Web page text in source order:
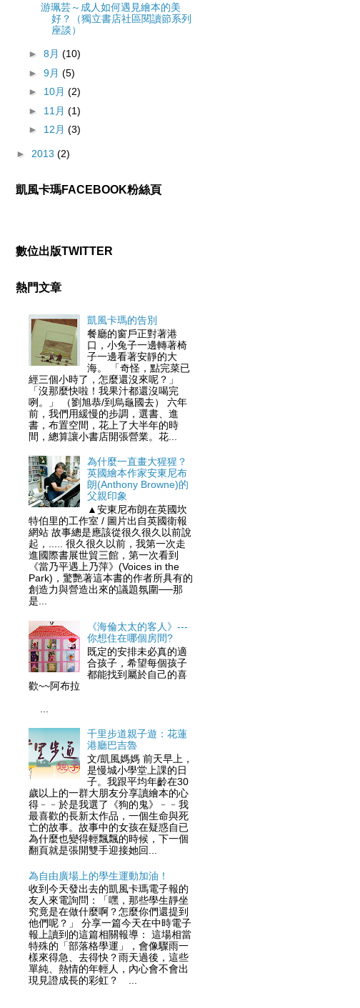
游珮芸～成人如何遇見繪本的美
好？（獨立書店社區閱讀節系列
座談）
► 8月 (10)
► 9月 (5)
► 10月 (2)
► 11月 (1)
► 12月 (3)
► 2013 (2)
凱風卡瑪FACEBOOK粉絲頁
數位出版TWITTER
熱門文章
凱風卡瑪的告別
餐廳的窗戶正對著港
口，小兔子一邊轉著椅
子一邊看著安靜的大
海。 「奇怪，點完菜已
經三個小時了，怎麼還沒來呢？」
「沒那麼快啦！我果汁都還沒喝完
咧。」 （劉旭恭/到烏龜國去） 六年
前，我們用緩慢的步調，選書、進
書，布置空間，花上了大半年的時
間，總算讓小書店開張營業。花...
為什麼一直畫大猩猩？
英國繪本作家安東尼布
朗(Anthony Browne)的
父親印象
▲安東尼布朗在英國坎
特伯里的工作室 / 圖片出自英國衛報
網站 故事總是應該從很久很久以前說
起，..... 很久很久以前，我第一次走
進國際書展世貿三館，第一次看到
《當乃平遇上乃萍》(Voices in the
Park)，驚艷著這本書的作者所具有的
創造力與營造出來的議題氛圍──那
是...
《海倫太太的客人》---
你想住在哪個房間?
既定的安排未必真的適
合孩子，希望每個孩子
都能找到屬於自己的喜
歡~~阿布拉
千里步道親子遊：花蓮
港廳巴吉魯
文/凱風媽媽 前天早上，
是慢城小學堂上課的日
子。我跟平均年齡在30
歲以上的一群大朋友分享讀繪本的心
得﹣﹣於是我選了《狗的鬼》﹣﹣我
最喜歡的長新太作品，一個生命與死
亡的故事。故事中的女孩在疑惑自已
為什麼也變得輕飄飄的時候，下一個
翻頁就是張開雙手迎接她回...
為自由廣場上的學生運動加油！
收到今天發出去的凱風卡瑪電子報的
友人來電詢問：「嘿，那些學生靜坐
究竟是在做什麼啊？怎麼你們還提到
他們呢？」 分享一篇今天在中時電子
報上讀到的這篇相關報導： 這場相當
特殊的「部落格學運」，會像驟雨一
樣來得急、去得快？雨天過後，這些
單純、熱情的年輕人，內心會不會出
現見證成長的彩虹？ ...